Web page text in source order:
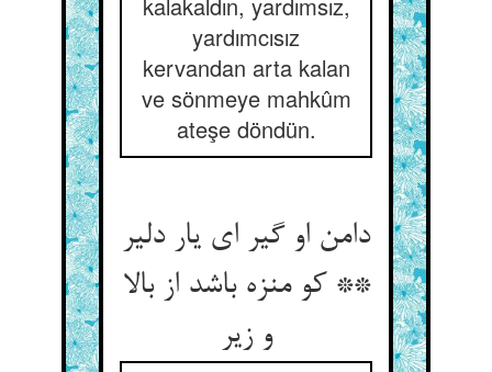
yardımcısız
kervandan arta kalan
ve sönmeye mahkûm
ateşe döndün.
دامن او گیر ای یار دلیر
** کو منزه باشد از بالا
و زیر